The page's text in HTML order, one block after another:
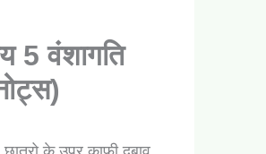
5 वंशागति